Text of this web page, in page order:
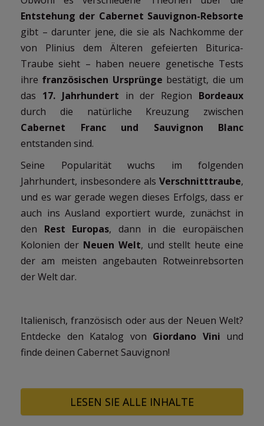
Entstehung der Cabernet Sauvignon-Rebsorte
gibt – darunter jene, die sie als Nachkomme der
von Plinius dem Älteren gefeierten Biturica-
Traube sieht – haben neuere genetische Tests
ihre französischen Ursprünge bestätigt, die um
das 17. Jahrhundert in der Region Bordeaux
durch die natürliche Kreuzung zwischen
Cabernet Franc und Sauvignon Blanc
entstanden sind.
Seine Popularität wuchs im folgenden
Jahrhundert, insbesondere als Verschnitttraube,
und es war gerade wegen dieses Erfolgs, dass er
auch ins Ausland exportiert wurde, zunächst in
den Rest Europas, dann in die europäischen
Kolonien der Neuen Welt, und stellt heute eine
der am meisten angebauten Rotweinrebsorten
der Welt dar.
Italienisch, französisch oder aus der Neuen Welt?
Entdecke den Katalog von Giordano Vini und
finde deinen Cabernet Sauvignon!
LESEN SIE ALLE INHALTE